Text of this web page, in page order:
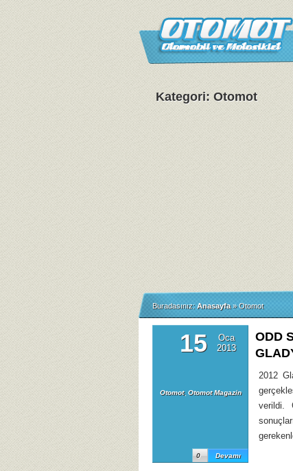
Kategori: Otomot
Buradasınız: Anasayfa » Otomot
15
Oca
2013
Otomot, Otomot Magazin
Devamı
0
ODD
2012
verildi.